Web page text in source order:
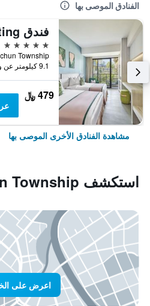
الفنادق الموصى بها
5 نجوم
9.1 كيلومتر عن وسط المدينة
479 ﷼
مشاهدة الفنادق الأخرى الموصى بها
استكشف Hengchun Township
اعرض على